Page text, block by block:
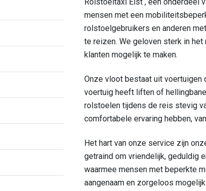
mensen met een
rolstoelgebruikers en anderen
te reizen. We geloven sterk in
klanten mogelijk te maken.
Onze vloot bestaat uit voertuigen
voertuig heeft liften of
rolstoelen tijdens de reis stevig
comfortabele ervaring hebben,
Het hart van onze service zijn
getraind om vriendelijk, geduldig
waarmee mensen met beperkte
aangenaam en zorgeloos